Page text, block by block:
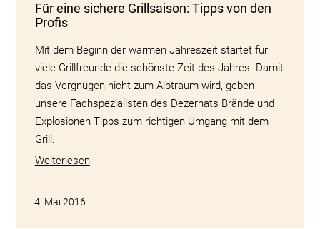
Für eine sichere Grillsaison: Tipps von den
Profis
Mit dem Beginn der warmen Jahreszeit startet für
viele Grillfreunde die schönste Zeit des Jahres. Damit
das Vergnügen nicht zum Albtraum wird, geben
unsere Fachspezialisten des Dezernats Brände und
Explosionen Tipps zum richtigen Umgang mit dem
Grill.
Weiterlesen
4. Mai 2016